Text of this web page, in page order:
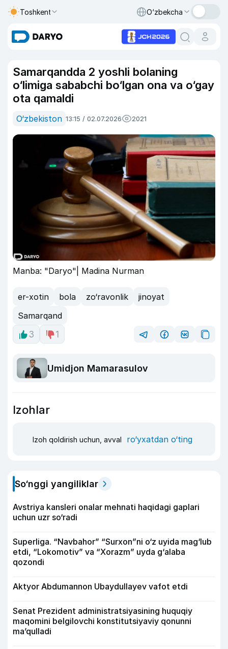
Toshkent O‘zbekcha
Samarqandda 2 yoshli bolaning
o‘limiga sababchi bo‘lgan ona va o‘gay
ota qamaldi
O‘zbekiston 13:15 / 02.07.2026 2021
Manba: "Daryo"| Madina Nurman
er-xotin bola zo‘ravonlik
jinoyat
Samarqand
3
1
Umidjon Mamarasulov
Izohlar
Izoh qoldirish uchun, avval ro‘yxatdan o‘ting
So‘nggi yangiliklar
Avstriya kansleri onalar mehnati haqidagi gaplari
uchun uzr so‘radi
Superliga. “Navbahor” “Surxon”ni o‘z uyida mag‘lub
etdi, “Lokomotiv” va “Xorazm” uyda g‘alaba
qozondi
Aktyor Abdu­mannon Ubaydullayev vafot etdi
Senat Prezident administratsiyasining huquqiy
maqomini belgilovchi konstitutsiyaviy qonunni
ma’qulladi